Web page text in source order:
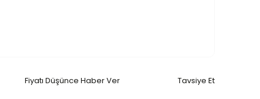
Fiyatı Düşünce Haber Ver Tavsiye Et